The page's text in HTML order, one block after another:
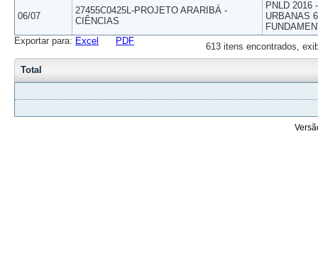
06/07
27455C0425L-PROJETO ARARIBÁ -
CIÊNCIAS
PNLD 2016
URBANAS
613 itens encontrados,
Exportar para: Excel PDF
Total